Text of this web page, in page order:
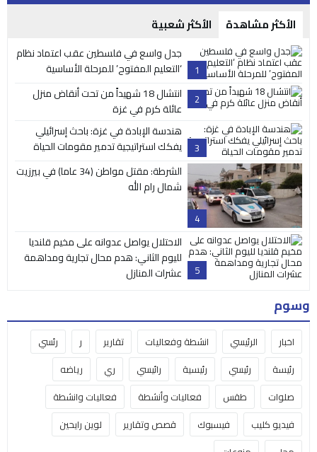
الأكثر مشاهدة الأكثر شعبية
1
جدل واسع في فلسطين عقب اعتماد نظام
‘التعليم المفتوح’ للمرحلة الأساسية
2
انتشال 18 شهيداً من تحت أنقاض منزل
عائلة كرم في غزة
3
هندسة الإبادة في غزة: باحث إسرائيلي
يفكك استراتيجية تدمير مقومات الحياة
4
الشرطة: مقتل مواطن (34 عاما) في بيرزيت
شمال رام الله
5
الاحتلال يواصل عدوانه على مخيم قلنديا
لليوم الثاني: هدم محال تجارية ومداهمة
عشرات المنازل
وسوم
اخبار الرئيسي انشطة وفعاليات تقارير ر
رئسي
رئيسة
رئيسي رئيسية رائيسي ري
رياضه
صلوات
طقس فعاليات وأنشطة
فعاليات وانشطة
فيديو كليب
فيسبوك قصص وتقارير
لوين رايحين